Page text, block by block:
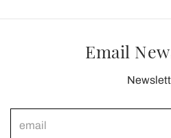
Email